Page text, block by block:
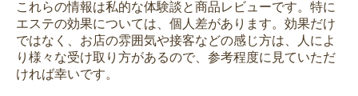
これらの情報は私的な体験談と商品レビューです。特に
エステの効果については、個人差があります。効果だけ
ではなく、お店の雰囲気や接客などの感じ方は、人によ
り様々な受け取り方があるので、参考程度に見ていただ
ければ幸いです。